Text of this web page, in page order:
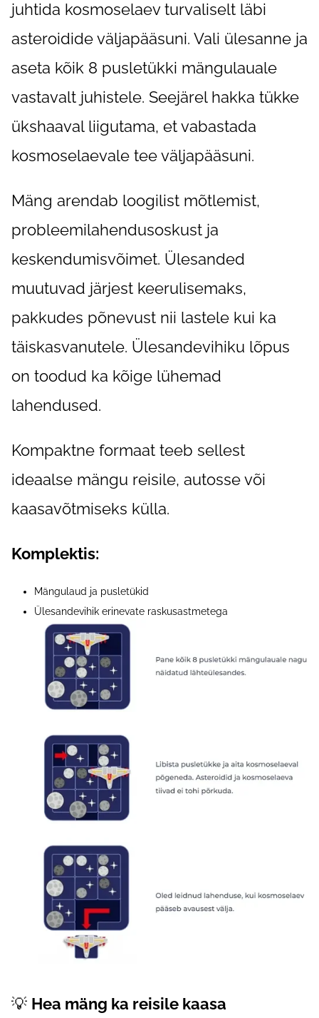
juhtida kosmoselaev turvaliselt läbi
asteroidide väljapääsuni. Vali ülesanne ja
aseta kõik 8 pusletükki mängulauale
vastavalt juhistele. Seejärel hakka tükke
ükshaaval liigutama, et vabastada
kosmoselaevale tee väljapääsuni.
Mäng arendab loogilist mõtlemist,
probleemilahendusoskust ja
keskendumisvõimet. Ülesanded
muutuvad järjest keerulisemaks,
pakkudes põnevust nii lastele kui ka
täiskasvanutele. Ülesandevihiku lõpus
on toodud ka kõige lühemad
lahendused.
Kompaktne formaat teeb sellest
ideaalse mängu reisile, autosse või
kaasavõtmiseks külla.
Komplektis:
Mängulaud ja pusletükid
Ülesandevihik erinevate raskusastmetega
💡 Hea mäng ka reisile kaasa